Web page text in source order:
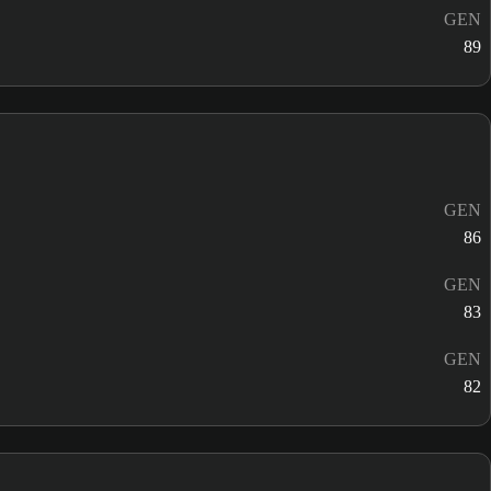
GEN
89
GEN
86
GEN
83
GEN
82